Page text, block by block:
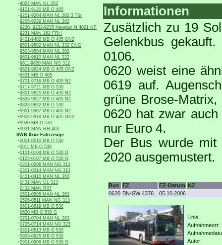
-9022 MAN NL 202
-9101-9120 MB O 405
-9201-9204 MAN NL 202 3 Tür
-9205-9229 MAN NL 202
-9230, 9232-9235 Neoplan N 4021 NF
-9231 MAN 262 FRH
-9401-9402 MB O 405 GN2
-9501-9502 MAN NL 232 CNG
-9503-9504 MAN NL 202
-9601-9610 MAN NL 222
-9611-9620 MAN NG 312
-9621-9624 MB O 405 GN2
-9631 MB O 405
-9701-9716 MB O 405 N2
-9717-9721 MB O 530
-9801-9825 MB O 405 N2
-9826-9827 MB O 405 N2
-9828-9832 MB O 530
-9901-9907 MB O 405 N2
-9908-9918 MB O 405 GN2
-9920 MB O 530
-9931 MAN RH 403
SWB 0xxx-Fahrzeuge
-0001-0010 MB O 530
-0011 MB O 530
-0101-0104 MB O 530 Ü
-0105-0107 MB O 530 G
-0201-0206 MAN NG 313
-0301-0314 MAN NG 313
-0401-0410 MAN NL 263
-0431 MAN ÜL 313
-0432 MAN R07
-0501-0505 MAN NL 263
-0506-0511 MAN NG 313
-0601-0619 MB O 530
-0620 MB O 530 G
-0701-0704 MAN NL 283
-0705-0714 MAN NG 323
-0801-0813 MB O 530
-0909-0925 MB O 530
-0901-0908 MB O 530 G
Informationen
Zusätzlich zu 19
Gelenkbus
0106.
0620 weist eine
0619 auf.
grüne Brose-
0620 hat zwar
nur Euro 4.
Der Bus wurde mit
2020 ausgemustert.
Bus EZ EZ-Datum NZ
0620 BN-SW 4376 05.10.2006
Linie:
Aufnahmeort:
Autor: